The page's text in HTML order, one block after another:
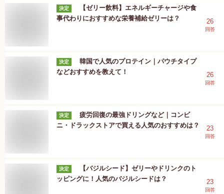
決定
【ゼリー飲料】エネルギーチャージや食
事代わりにおすすめな栄養補給ゼリーは？
26
回答
決定
韓国で人気のプロテイン｜パウチタイプ
などおすすめを教えて！
26
回答
決定
疲労回復の最強ドリングなど｜コンビ
ニ・ドラックストアで買える人気のおすすめは？
23
回答
決定
【バジルシード】ゼリーやドリンクのト
ッピングに！人気のバジルシードは？
23
回答